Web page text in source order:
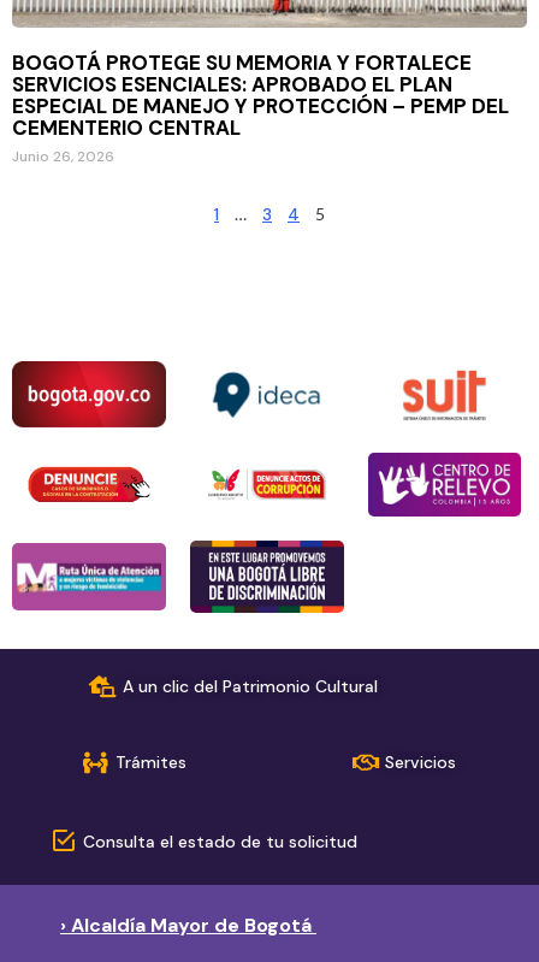
BOGOTÁ PROTEGE SU MEMORIA Y FORTALECE
SERVICIOS ESENCIALES: APROBADO EL PLAN
ESPECIAL DE MANEJO Y PROTECCIÓN – PEMP DEL
CEMENTERIO CENTRAL
Junio 26, 2026
1 … 3 4 5
A un clic del Patrimonio Cultural
Trámites Servicios
Consulta el estado de tu solicitud
› Alcaldía Mayor de Bogotá